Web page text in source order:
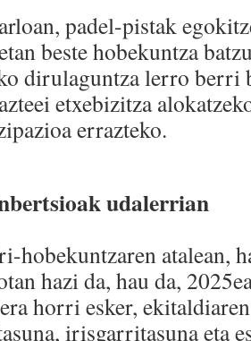
padel-pistak
beste hobekuntza
dirulaguntza lerro berri
etxebizitza
errazteko.
inbertsioak
hobekuntzaren atalean,
hazi da, hau da,
horri esker,
irisgarritasuna eta